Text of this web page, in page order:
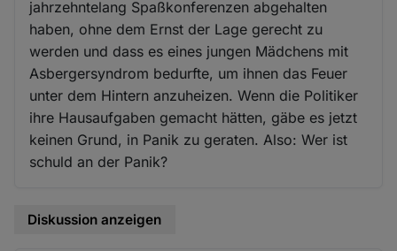
jahrzehntelang Spaßkonferenzen abgehalten
haben, ohne dem Ernst der Lage gerecht zu
werden und dass es eines jungen Mädchens mit
Asbergersyndrom bedurfte, um ihnen das Feuer
unter dem Hintern anzuheizen. Wenn die Politiker
ihre Hausaufgaben gemacht hätten, gäbe es jetzt
keinen Grund, in Panik zu geraten. Also: Wer ist
schuld an der Panik?
Diskussion anzeigen